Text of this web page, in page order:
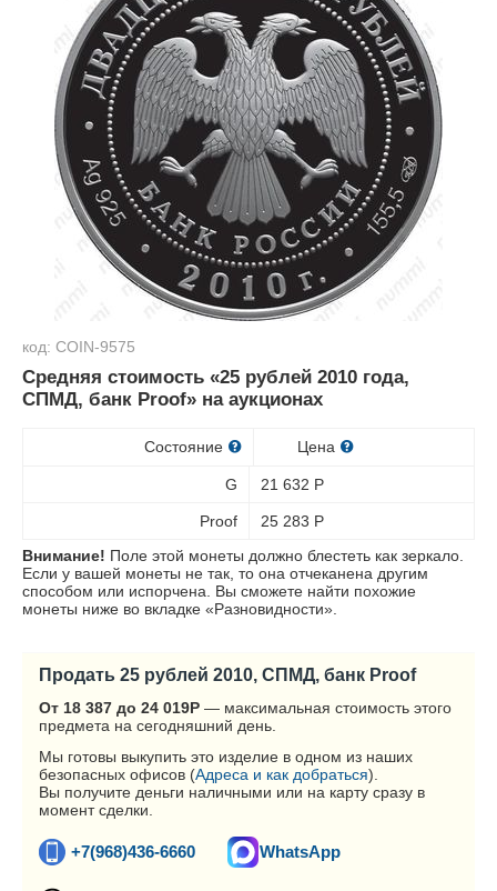
код: COIN-9575
Средняя стоимость «25 рублей 2010 года,
СПМД, банк Proof» на аукционах
Состояние Цена
G 21 632 Р
Proof 25 283 Р
Внимание! Поле этой монеты должно блестеть как зеркало.
Если у вашей монеты не так, то она отчеканена другим
способом или испорчена. Вы сможете найти похожие
монеты ниже во вкладке «Разновидности».
Продать 25 рублей 2010, СПМД, банк Proof
От 18 387 до 24 019Р — максимальная стоимость этого
предмета на сегодняшний день.
Мы готовы выкупить это изделие в одном из наших
безопасных офисов (Адреса и как добраться).
Вы получите деньги наличными или на карту сразу в
момент сделки.
+7(968)436-6660 WhatsApp